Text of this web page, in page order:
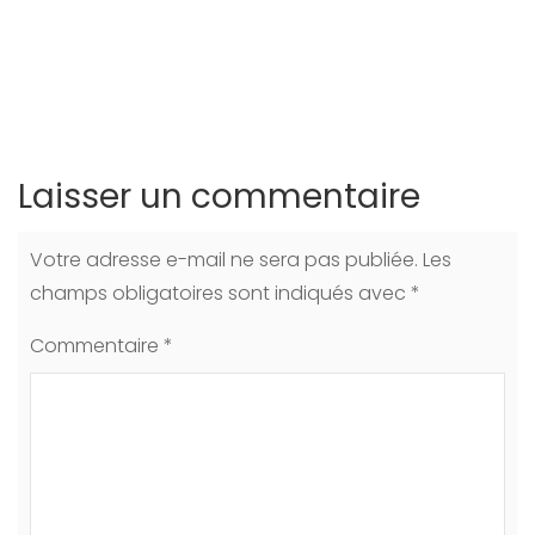
Laisser un commentaire
Votre adresse e-mail ne sera pas publiée. Les
champs obligatoires sont indiqués avec *
Commentaire *